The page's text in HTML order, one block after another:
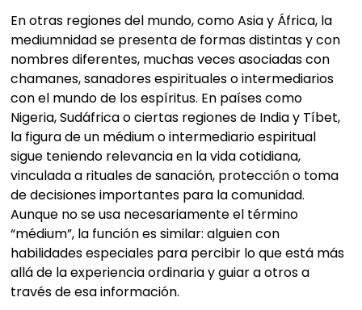
En otras regiones del mundo, como Asia y África, la
mediumnidad se presenta de formas distintas y con
nombres diferentes, muchas veces asociadas con
chamanes, sanadores espirituales o intermediarios
con el mundo de los espíritus. En países como
Nigeria, Sudáfrica o ciertas regiones de India y Tíbet,
la figura de un médium o intermediario espiritual
sigue teniendo relevancia en la vida cotidiana,
vinculada a rituales de sanación, protección o toma
de decisiones importantes para la comunidad.
Aunque no se usa necesariamente el término
“médium”, la función es similar: alguien con
habilidades especiales para percibir lo que está más
allá de la experiencia ordinaria y guiar a otros a
través de esa información.